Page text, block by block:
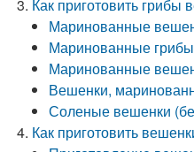
Как приготовить
Маринованные
Маринованные
Маринованные
Вешенки,
Соленые вешенки
Как приготовить